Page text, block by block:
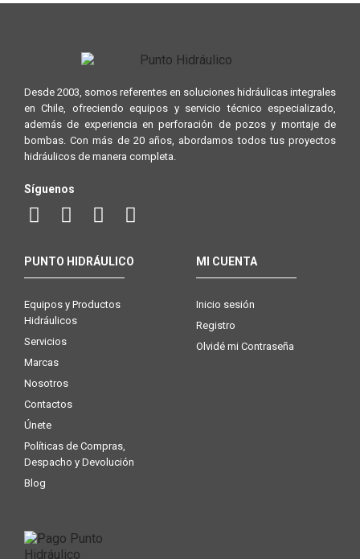
Desde 2003, somos referentes en soluciones hidráulicas integrales
en Chile, ofreciendo equipos y servicio técnico especializado,
además de experiencia en perforación de pozos y montaje de
bombas. Con más de 20 años, abordamos todos tus proyectos
hidráulicos de manera completa.
Síguenos
PUNTO HIDRÁULICO
Equipos y Productos
Hidráulicos
Servicios
Marcas
Nosotros
Contactos
Únete
Políticas de Compras,
Despacho y Devolución
Blog
MI CUENTA
Inicio sesión
Registro
Olvidé mi Contraseña